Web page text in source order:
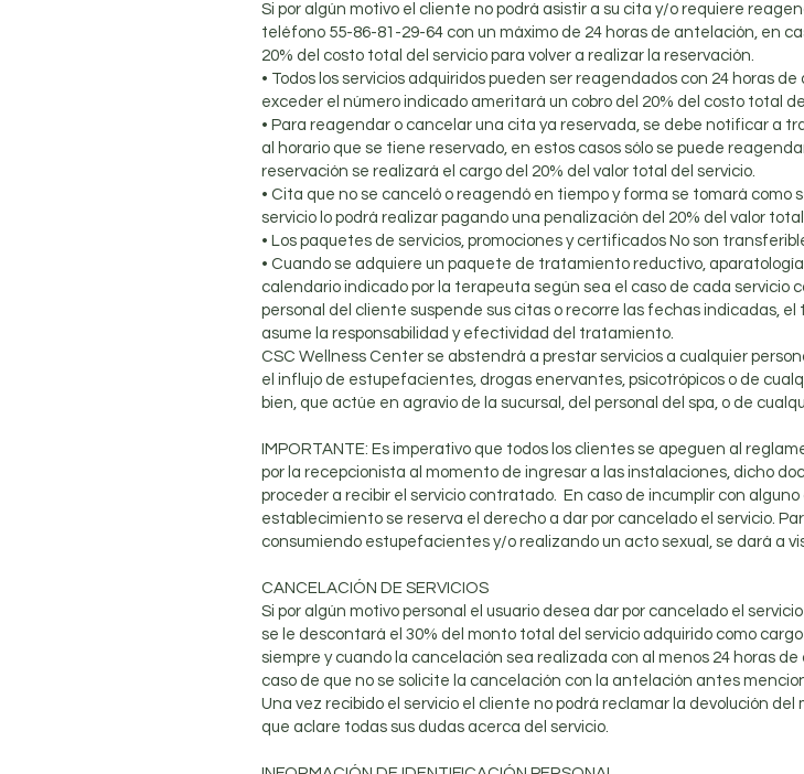
Si por algún motivo el cliente no podrá asistir a su cita y/o requiere
teléfono 55-86-81-29-64 con un máximo de 24 horas de antelación, en
20% del costo total del servicio para volver a realizar la reservación.
• Todos los servicios adquiridos pueden ser reagendados con 24 horas
exceder el número indicado ameritará un cobro del 20% del costo total
• Para reagendar o cancelar una cita ya reservada, se debe notificar a
al horario que se tiene reservado, en estos casos sólo se puede
reservación se realizará el cargo del 20% del valor total del servicio.
• Cita que no se canceló o reagendó en tiempo y forma se tomará como
servicio lo podrá realizar pagando una penalización del 20% del valor
• Los paquetes de servicios, promociones y certificados No son
• Cuando se adquiere un paquete de tratamiento reductivo,
calendario indicado por la terapeuta según sea el caso de cada servicio
personal del cliente suspende sus citas o recorre las fechas indicadas,
asume la responsabilidad y efectividad del tratamiento.
CSC Wellness Center se abstendrá a prestar servicios a cualquier
el influjo de estupefacientes, drogas enervantes, psicotrópicos o de
bien, que actúe en agravio de la sucursal, del personal del spa, o de
IMPORTANTE: Es imperativo que todos los clientes se apeguen al
por la recepcionista al momento de ingresar a las instalaciones, dicho
proceder a recibir el servicio contratado. En caso de incumplir con
establecimiento se reserva el derecho a dar por cancelado el servicio.
consumiendo estupefacientes y/o realizando un acto sexual, se dará a
CANCELACIÓN DE SERVICIOS
Si por algún motivo personal el usuario desea dar por cancelado el
se le descontará el 30% del monto total del servicio adquirido como
siempre y cuando la cancelación sea realizada con al menos 24 horas
caso de que no se solicite la cancelación con la antelación antes
Una vez recibido el servicio el cliente no podrá reclamar la devolución
que aclare todas sus dudas acerca del servicio.